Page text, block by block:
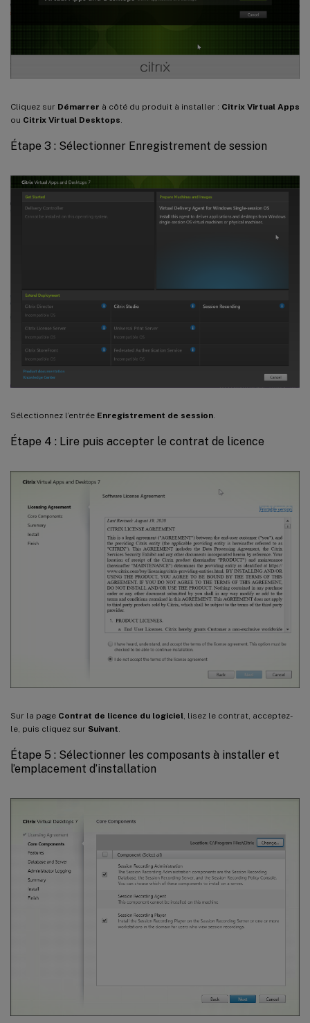
Cliquez sur Démarrer à côté du produit à installer : Citrix Virtual Apps
ou Citrix Virtual Desktops
Étape 3 : Sélectionner Enregistrement de session
Sélectionnez l’entrée Enregistrement de session.
Étape 4 : Lire puis accepter le contrat de licence
Sur la page Contrat de licence du logiciel , lisez le contrat, acceptez-
le, puis cliquez sur Suivant
Étape 5 : Sélectionner les composants à installer et
l’emplacement d’installation